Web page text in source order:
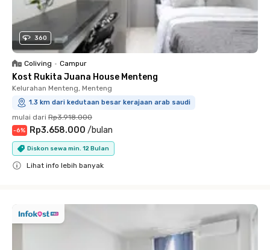
360
Coliving • Campur
Kost Rukita Juana House Menteng
Kelurahan Menteng, Menteng
1.3 km dari kedutaan besar kerajaan arab saudi
mulai dari Rp3.918.000
-6% Rp3.658.000 /bulan
Diskon sewa min. 12 Bulan
Lihat info lebih banyak